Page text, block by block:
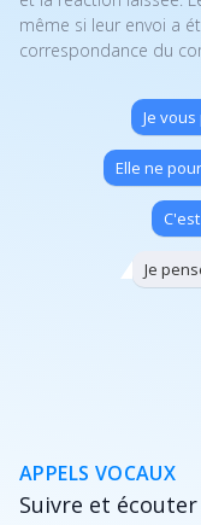
même si leur envoi a
correspondance du
Je
Elle ne
Je
APPELS VOCAUX
Suivre et